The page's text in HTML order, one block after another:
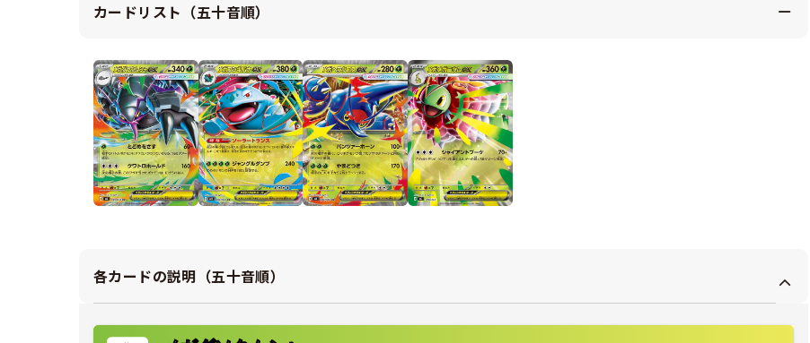
カードリスト（五十音順）
各カードの説明（五十音順）